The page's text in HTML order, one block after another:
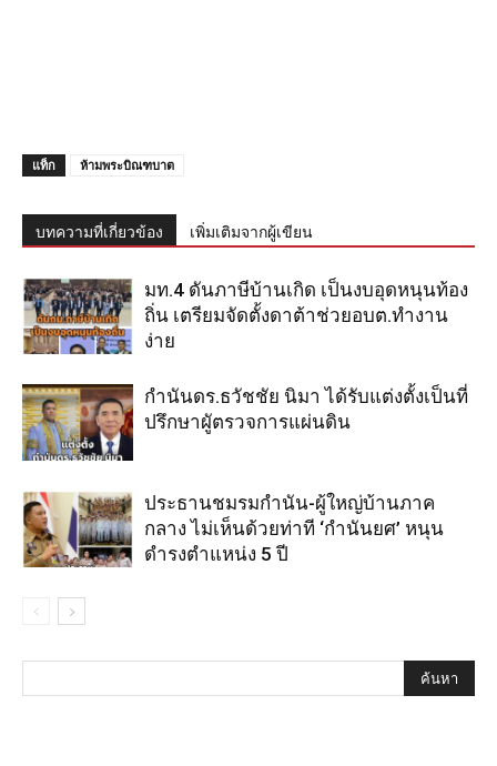
แท็ก ห้ามพระบิณฑบาต
บทความที่เกี่ยวข้อง เพิ่มเติมจากผู้เขียน
มท.4 ดันภาษีบ้านเกิด เป็นงบอุดหนุนท้อง
ถิ่น เตรียมจัดตั้งดาต้าช่วยอบต.ทำงาน
ง่าย
กำนันดร.ธวัชชัย นิมา ได้รับแต่งตั้งเป็นที่
ปรึกษาผูัตรวจการแผ่นดิน
ประธานชมรมกำนัน-ผู้ใหญ่บ้านภาค
กลาง ไม่เห็นด้วยท่าที ‘กำนันยศ’ หนุน
ดำรงตำแหน่ง 5 ปี